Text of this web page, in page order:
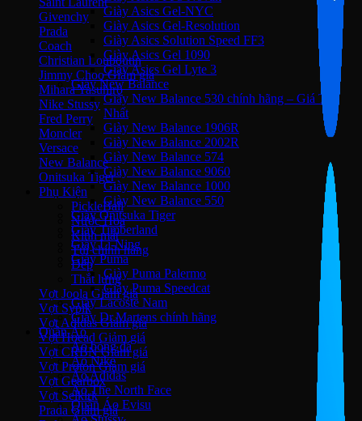
Givenchy
Prada
Coach
Christian Louboutin
Jimmy Choo
Mihara Yasuhiro
Nike Stussy
Fred Perry
Moncler
Versace
New Balance
Onitsuka Tiger
Phụ Kiện
PickleBall
Nước Hoa
Kinh mắt
Túi chính hãng
Dép
Thắt lưng
Vợt Joola
Vợt Sypik
Vợt Adidas
Vợt Hoead
Vợt CRBN
Vợt Proton
Vợt Gearbox
Vợt Selkirk
Prada
Giày Asics Gel-NYC
Giày Asics Gel-Resolution
Giày Asics Solution Speed FF3
Giày Asics Gel 1090
Giày Asics Gel Lyte 3
Giày New Balance
Giày New Balance 530 chính hãng – Giá Tốt
Nhất
Giày New Balance 1906R
Giày New Balance 2002R
Giày New Balance 574
Giày New Balance 9060
Giày New Balance 1000
Giày New Balance 550
Giày Onitsuka Tiger
Giày Timberland
Giày Li-Ning
Giày Puma
Giày Puma Palermo
Giày Puma Speedcat
Giày Lacoste Nam
Giày Dr.Martens chính hãng
Quần Áo
Áo bóng đá
Áo Nike
Áo Adidas
Áo The North Face
Quần Áo Evisu